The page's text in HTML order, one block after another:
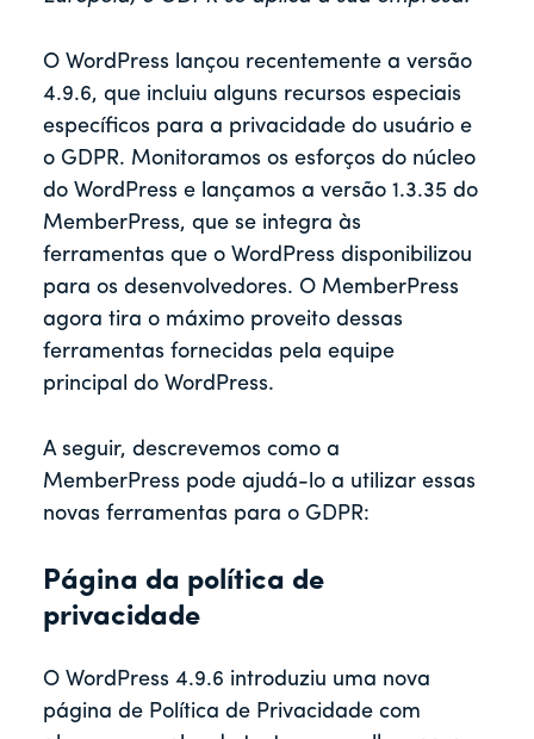
O WordPress lançou recentemente a versão
4.9.6, que incluiu alguns recursos especiais
específicos para a privacidade do usuário e
o GDPR. Monitoramos os esforços do núcleo
do WordPress e lançamos a versão 1.3.35 do
MemberPress, que se integra às
ferramentas que o WordPress disponibilizou
para os desenvolvedores. O MemberPress
agora tira o máximo proveito dessas
ferramentas fornecidas pela equipe
principal do WordPress.
A seguir, descrevemos como a
MemberPress pode ajudá-lo a utilizar essas
novas ferramentas para o GDPR:
Página da política de
privacidade
O WordPress 4.9.6 introduziu uma nova
página de Política de Privacidade com